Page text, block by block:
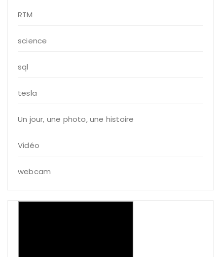
RTM
science
sql
tesla
Un jour, une photo, une histoire
Vidéo
webcam